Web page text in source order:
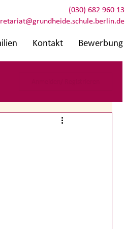
(030) 682 960 13
Kontakt Bewerbung